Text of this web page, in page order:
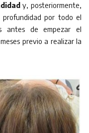
y, posteriormente,
por todo el
antes de empezar el
previo a realizar la